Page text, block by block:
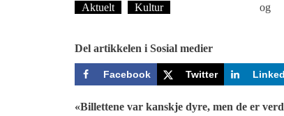
Aktuelt Kultur og
Del artikkelen i Sosial medier
Facebook Twitter
«Billettene var kanskje dyre, men de er